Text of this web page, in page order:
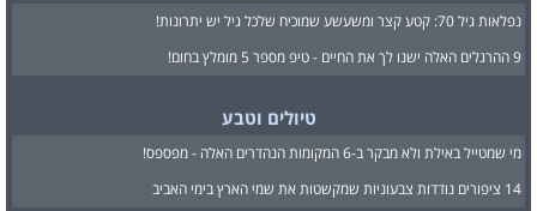
נפלאות גיל 70: קטע קצר ומשעשע שמוכיח שלכל גיל יש יתרונות!
9 ההרגלים האלה ישנו לך את החיים - טיפ מספר 5 מומלץ בחום!
טיולים וטבע
מי שמטייל באילת ולא מבקר ב-6 המקומות הנהדרים האלה - מפספס!
14 ציפורים נודדות צבעוניות שמקשטות את שמי הארץ בימי האביב